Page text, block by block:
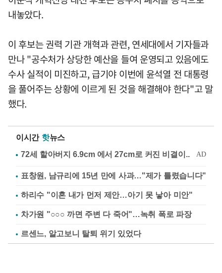
내놓았다.
이 후보는 권력 기관 개혁과 관련, 연세대에서 기자들과
만나 "공수처가 상당한 예산을 들여 운영되고 있음에도
수사 실적이 미진하고, 급기야 이번에 윤석열 전 대통령
을 풀어주는 상황에 이르게 된 것을 해결해야 한다"고 말
했다.
이시간 핫뉴스
표창원, 남규리에 15년 만에 사과…"제가 틀렸습니다"
하리수 "이혼 내가 먼저 제안…아기 못 낳아 미안"
차가원 "○○○ 까면 주변 다 죽어"…녹취 폭로 파장
르센느, 알고보니 탈퇴 위기 있었다